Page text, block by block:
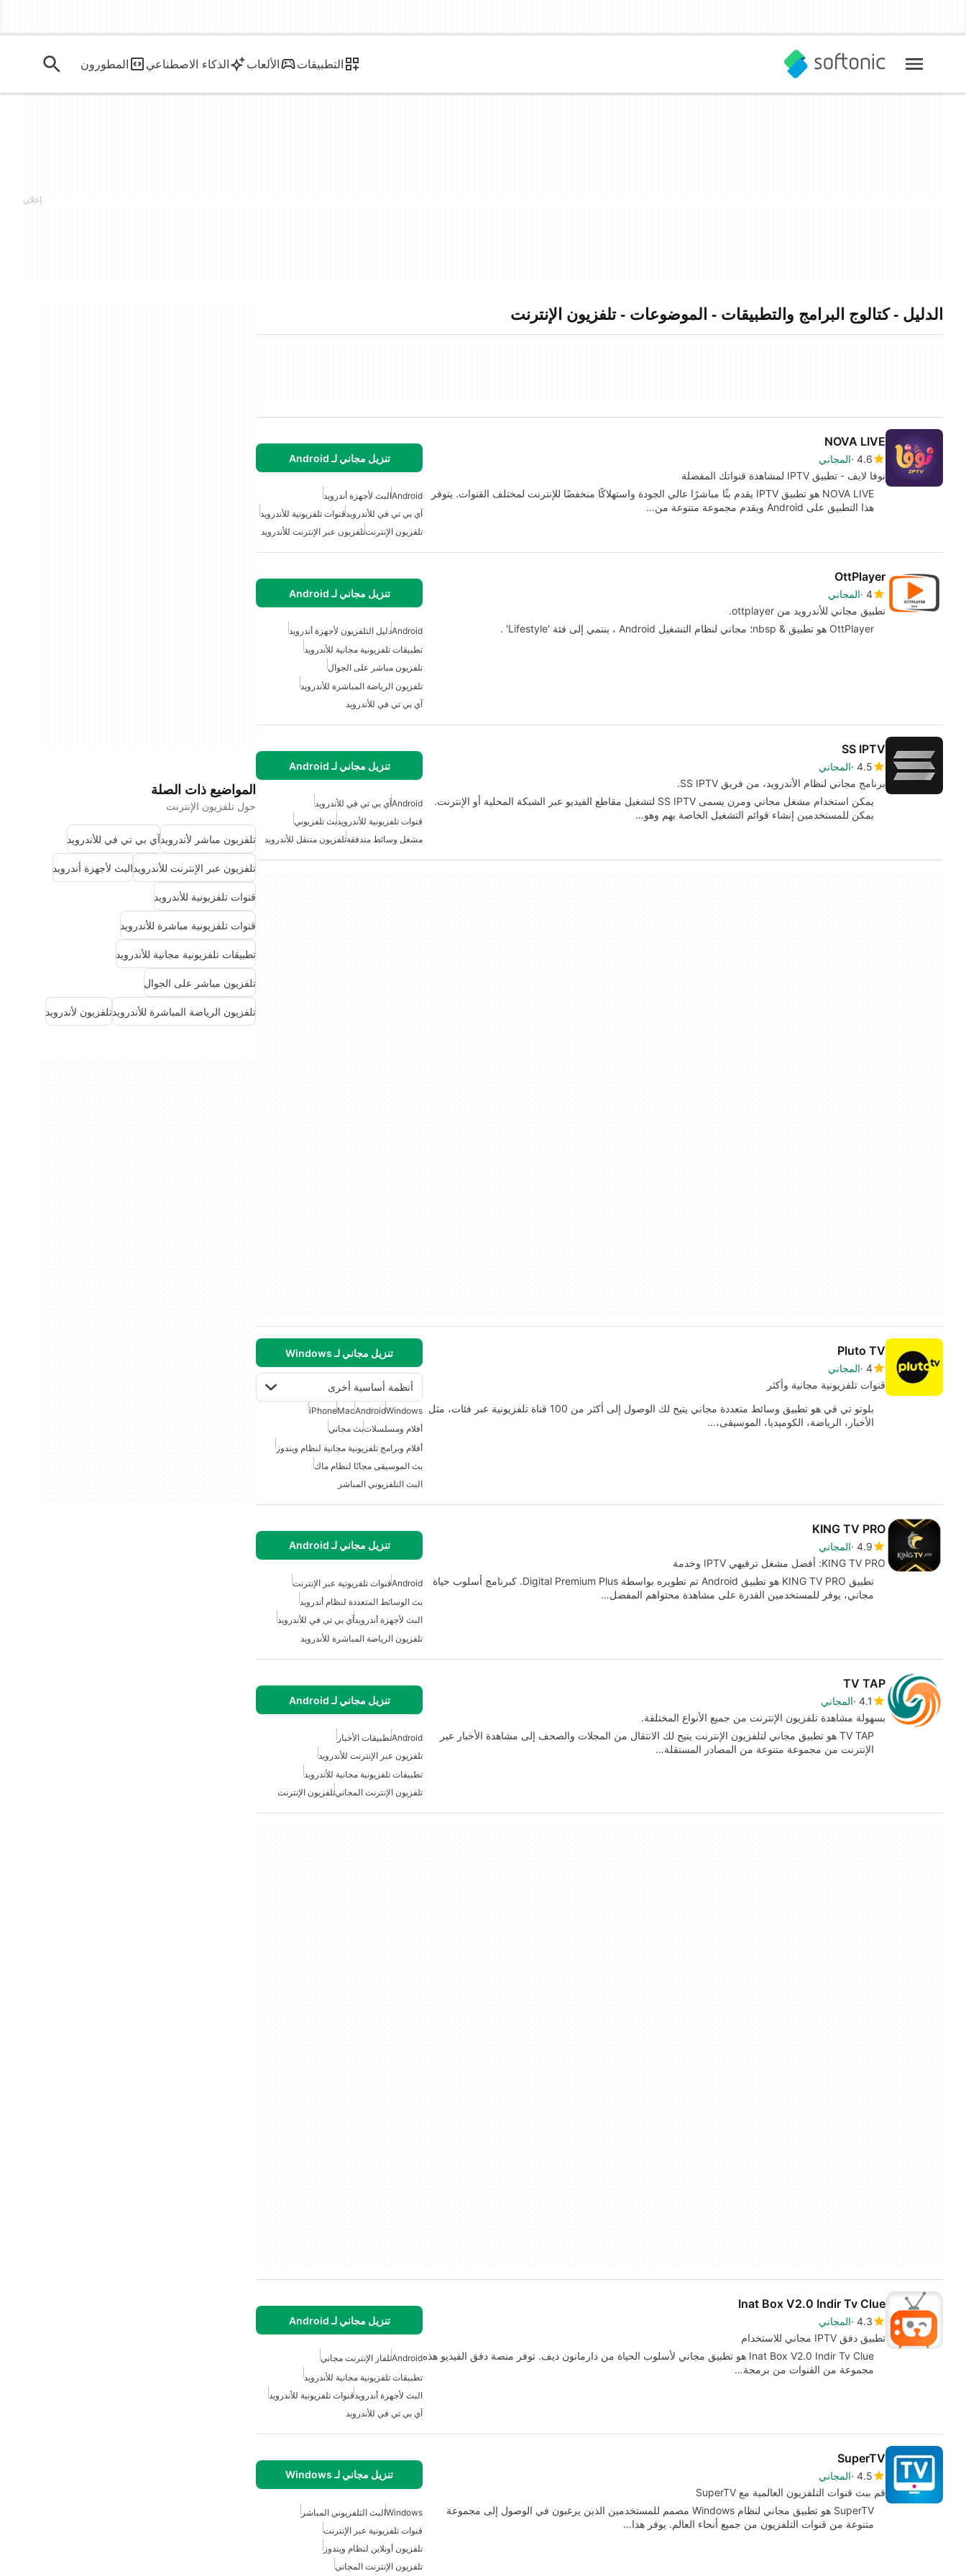
التطبيقات الألعاب الذكاء الاصطناعي المطورون
الدليل - كتالوج البرامج والتطبيقات - الموضوعات - تلفزيون الإنترنت
NOVA LIVE
4.6 المجاني
نوفا لايف - تطبيق IPTV لمشاهدة قنواتك المفضلة
تنزيل مجاني لـ Android
NOVA LIVE هو تطبيق IPTV يقدم بثًا مباشرًا عالي الجودة واستهلاكًا منخفضًا للإنترنت لمختلف القنوات. يتوفر
هذا التطبيق على Android ويقدم مجموعة متنوعة من…
Androidالبث لأجهزة أندرويد
آي بي تي في للأندرويدقنوات تلفزيونية للأندرويد
تلفزيون الإنترنتتلفزيون عبر الإنترنت للأندرويد
OttPlayer
4 المجاني
تطبيق مجاني للأندرويد من ottplayer.
تنزيل مجاني لـ Android
OttPlayer هو تطبيق & nbsp؛ مجاني لنظام التشغيل Android ، ينتمي إلى فئة 'Lifestyle' . Androidدليل التلفزيون لأجهزة أندرويد
تطبيقات تلفزيونية مجانية للأندرويد
تلفزيون مباشر على الجوال
تلفزيون الرياضة المباشرة للأندرويد
آي بي تي في للأندرويد
SS IPTV
4.5 المجاني
برنامج مجاني لنظام الأندرويد، من فريق SS IPTV.
تنزيل مجاني لـ Android
يمكن استخدام مشغل مجاني ومرن يسمى SS IPTV لتشغيل مقاطع الفيديو عبر الشبكة المحلية أو الإنترنت.
يمكن للمستخدمين إنشاء قوائم التشغيل الخاصة بهم وهو…
Androidآي بي تي في للأندرويد
قنوات تلفزيونية للأندرويدبث تلفزيوني
مشغل وسائط متدفقةتلفزيون متنقل للأندرويد
Pluto TV
4 المجاني
قنوات تلفزيونية مجانية وأكثر
تنزيل مجاني لـ Windows
أنظمة أساسية أخرى
بلوتو تي في هو تطبيق وسائط متعددة مجاني يتيح لك الوصول إلى أكثر من 100 قناة تلفزيونية عبر فئات، مثل
الأخبار، الرياضة، الكوميديا، الموسيقى،…
Windows
Android
Mac
iPhone
أفلام ومسلسلاتبث مجاني
أفلام وبرامج تلفزيونية مجانية لنظام ويندوز
بث الموسيقى مجانًا لنظام ماك
البث التلفزيوني المباشر
KING TV PRO
4.9 المجاني
KING TV PRO: أفضل مشغل ترفيهي IPTV وخدمة
تنزيل مجاني لـ Android
تطبيق KING TV PRO هو تطبيق Android تم تطويره بواسطة Digital Premium Plus. كبرنامج أسلوب حياة
مجاني، يوفر للمستخدمين القدرة على مشاهدة محتواهم المفضل…
Androidقنوات تلفزيونية عبر الإنترنت
بث الوسائط المتعددة لنظام أندرويد
البث لأجهزة أندرويد آي بي تي في للأندرويد
تلفزيون الرياضة المباشرة للأندرويد
TV TAP
4.1 المجاني
بسهولة مشاهدة تلفزيون الإنترنت من جميع الأنواع المختلفة.
تنزيل مجاني لـ Android
TV TAP هو تطبيق مجاني لتلفزيون الإنترنت يتيح لك الانتقال من المجلات والصحف إلى مشاهدة الأخبار عبر
الإنترنت من مجموعة متنوعة من المصادر المستقلة…
Androidتطبيقات الأخبار
تلفزيون عبر الإنترنت للأندرويد
تطبيقات تلفزيونية مجانية للأندرويد
تلفزيون الإنترنت المجانيتلفزيون الإنترنت
Inat Box V2.0 Indir Tv Clue
4.3 المجاني
تطبيق دفق IPTV مجاني للاستخدام
تنزيل مجاني لـ Android
Inat Box V2.0 Indir Tv Clue هو تطبيق مجاني لأسلوب الحياة من دارمانون ديف. توفر منصة دفق الفيديو هذه
مجموعة من القنوات من برمجة…
Androidتلفاز الإنترنت مجاني
تطبيقات تلفزيونية مجانية للأندرويد
البث لأجهزة أندرويد قنوات تلفزيونية للأندرويد
آي بي تي في للأندرويد
SuperTV
4.5 المجاني
قم ببث قنوات التلفزيون العالمية مع SuperTV
تنزيل مجاني لـ Windows
SuperTV هو تطبيق مجاني لنظام Windows مصمم للمستخدمين الذين يرغبون في الوصول إلى مجموعة
متنوعة من قنوات التلفزيون من جميع أنحاء العالم. يوفر هذا…
Windowsالبث التلفزيوني المباشر
قنوات تلفزيونية عبر الإنترنت
تلفزيون أونلاين لنظام ويندوز
تلفزيون الإنترنت المجاني
المواضيع ذات الصلة
حول تلفزيون الإنترنت
تلفزيون مباشر لأندرويدآي بي تي في للأندرويد
تلفزيون عبر الإنترنت للأندرويدالبث لأجهزة أندرويد
قنوات تلفزيونية للأندرويد
قنوات تلفزيونية مباشرة للأندرويد
تطبيقات تلفزيونية مجانية للأندرويد
تلفزيون مباشر على الجوال
تلفزيون الرياضة المباشرة للأندرويدتلفزيون لأندرويد